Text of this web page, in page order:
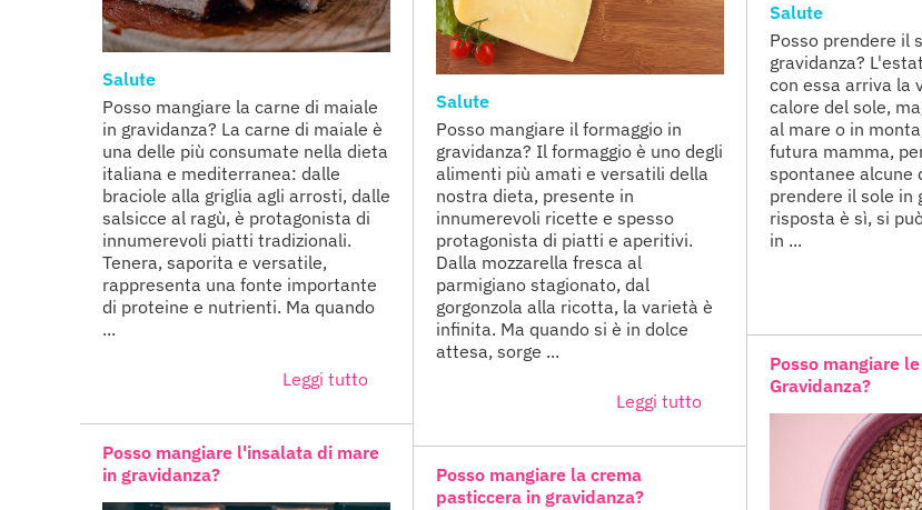
Salute
Posso prendere il
gravidanza?
con essa arriva la
calore del sole,
al mare o in
futura mamma,
spontanee alcune
prendere il sole in
risposta è sì, si
in ...
Salute
Posso mangiare la carne di maiale
in gravidanza? La carne di maiale è
una delle più consumate nella dieta
italiana e mediterranea: dalle
braciole alla griglia agli arrosti, dalle
salsicce al ragù, è protagonista di
innumerevoli piatti tradizionali.
Tenera, saporita e versatile,
rappresenta una fonte importante
di proteine e nutrienti. Ma quando
...
Leggi tutto
Salute
Posso mangiare il formaggio in
gravidanza? Il formaggio è uno degli
alimenti più amati e versatili della
nostra dieta, presente in
innumerevoli ricette e spesso
protagonista di piatti e aperitivi.
Dalla mozzarella fresca al
parmigiano stagionato, dal
gorgonzola alla ricotta, la varietà è
infinita. Ma quando si è in dolce
attesa, sorge ...
Leggi tutto
Posso mangiare
Gravidanza?
Posso mangiare l'insalata di mare
in gravidanza?
Posso mangiare la crema
pasticcera in gravidanza?